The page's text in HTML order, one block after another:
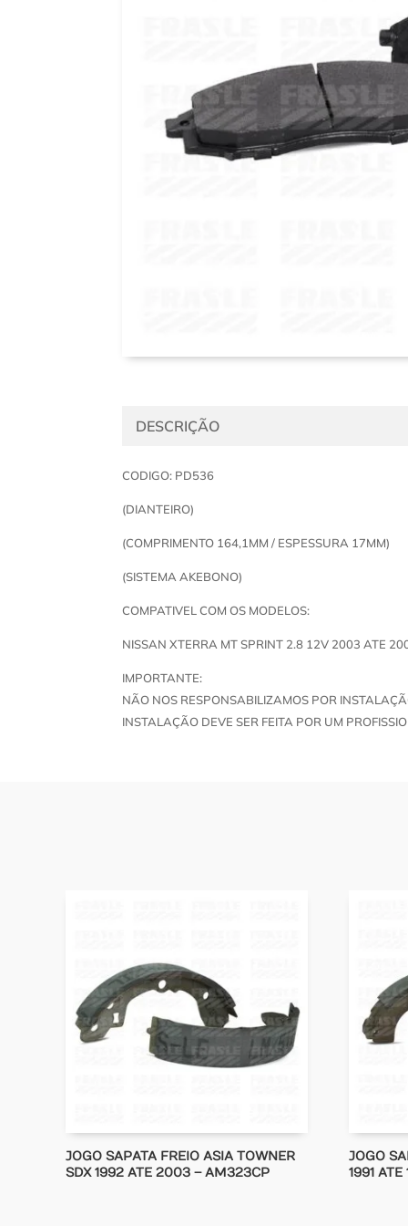
DESCRIÇÃO
CODIGO: PD536
(DIANTEIRO)
(COMPRIMENTO 164,1MM / ESPESSURA 17MM)
(SISTEMA AKEBONO)
COMPATIVEL COM OS MODELOS:
NISSAN XTERRA MT SPRINT 2.8 12V 2003 ATE
IMPORTANTE:
NÃO NOS RESPONSABILIZAMOS POR
INSTALAÇÃO DEVE SER FEITA POR UM
JOGO SAPATA FREIO ASIA TOWNER
SDX 1992 ATE 2003 – AM323CP
JOGO
1991